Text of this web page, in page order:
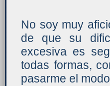
No soy muy
de que su
excesiva es
todas formas,
pasarme el